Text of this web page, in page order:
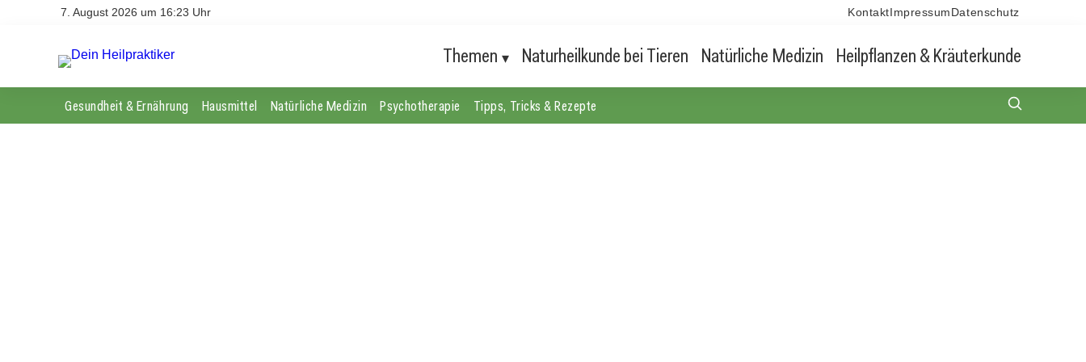
7. August 2026 um 16:23 Uhr Kontakt Impressum Datenschutz
Themen Naturheilkunde bei Tieren Natürliche Medizin Heilpflanzen & Kräuterkunde
Gesundheit & Ernährung Hausmittel Natürliche Medizin Psychotherapie Tipps, Tricks & Rezepte